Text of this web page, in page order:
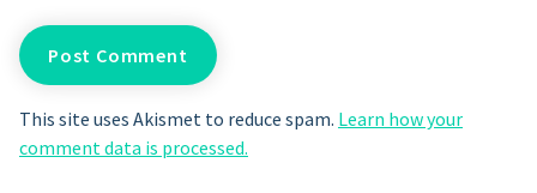
This site uses Akismet to reduce spam. Learn how your
comment data is processed.